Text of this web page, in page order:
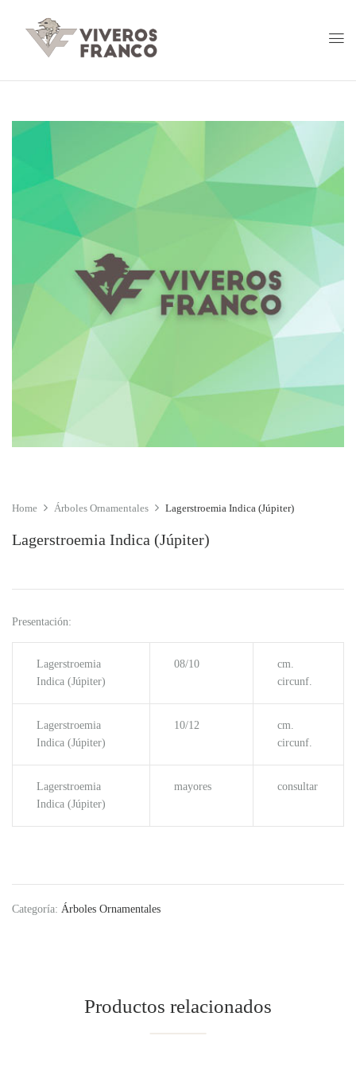
Home Árboles Ornamentales Lagerstroemia Indica (Júpiter)
Lagerstroemia Indica (Júpiter)
Presentación:
Lagerstroemia
Indica (Júpiter)
08/10
cm.
circunf.
Lagerstroemia
Indica (Júpiter)
10/12
cm.
circunf.
Lagerstroemia
Indica (Júpiter)
mayores consultar
Categoría: Árboles Ornamentales
Productos relacionados